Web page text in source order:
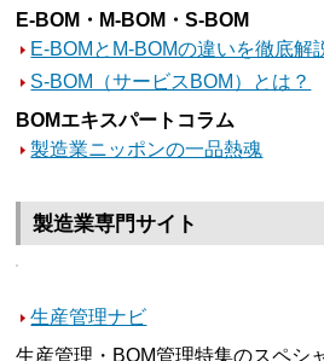
E-BOM・M-BOM・S-BOM
E-BOMとM-BOMの違いを徹底解
S-BOM（サービスBOM）とは？
BOMエキスパートコラム
製造業ニッポンの一品熱魂
製造業専門サイト
生産管理ナビ
生産管理・BOM管理特集のスペシ